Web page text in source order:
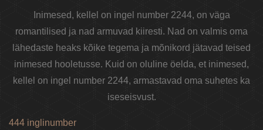
Inimesed, kellel on ingel number 2244, on väga
romantilised ja nad armuvad kiiresti. Nad on valmis oma
lähedaste heaks kõike tegema ja mõnikord jätavad teised
inimesed hooletusse. Kuid on oluline öelda, et inimesed,
kellel on ingel number 2244, armastavad oma suhetes ka
iseseisvust.
444 inglinumber